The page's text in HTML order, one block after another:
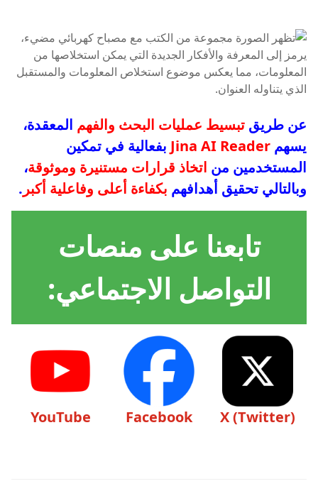
عن طريق تبسيط عمليات البحث والفهم المعقدة،
يسهم Jina AI Reader بفعالية في تمكين
المستخدمين من اتخاذ قرارات مستنيرة وموثوقة،
وبالتالي تحقيق أهدافهم بكفاءة أعلى وفاعلية أكبر .
تابعنا على منصات
التواصل الاجتماعي:
X (Twitter)
Facebook
YouTube